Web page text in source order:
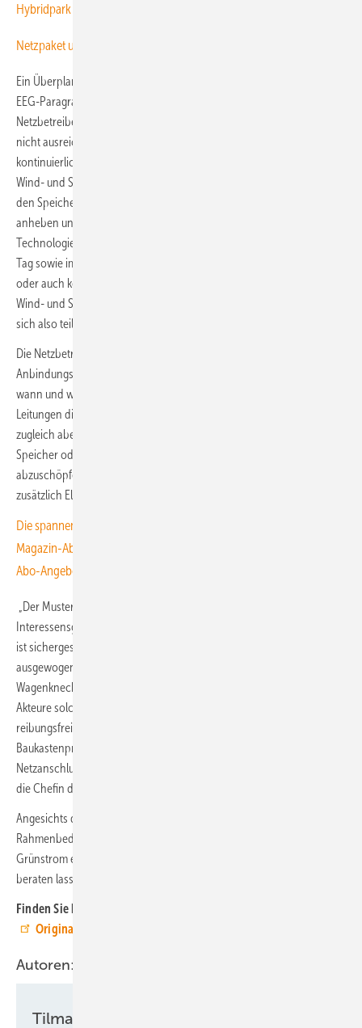
Hybridpark von WPD lastet das Netz besser aus
Netzpaket und Redispatch-Debatte: Was jetzt schnell helfen würde
Ein Überplanen oder Überbauen der Netzanschlüsse ist gemäß dem
EEG-Paragraf 8a seit 2025 in gewissen Grenzen erlaubt. Solange die
Netzbetreiber die Leitungskapazitäten der Stromnetze in einer Region
nicht ausreichend ausgebaut haben, soll es die Netzanschlüsse
kontinuierlicher auslasten. Unterschiedliche Grünstromanlagen wie
Wind- und Solarparks werden somit abwechselnd in Verbindung mit
den Speichern und Stromumwandlungsanlagen ihre Einspeisung
anheben und senken. Die FCA nutzen damit aus, dass beide
Technologien wetterbedingt häufig zu unterschiedlichen Zeiten am
Tag sowie im Wochen- und Jahresverlauf viel Strom, wenig Strom
oder auch keinen Strom erzeugen. Die gemischte Einspeisung aus
Wind- und Solaranlagen an einem Netzverknüpfungspunkt gleicht
sich also teilweise aus.
Die Netzbetreiber und Grünstromerzeuger sollen mit den flexiblen
Anbindungsvereinbarungen konkret nicht zuletzt auch festlegen,
wann und wie der Netzbetreiber bei drohender Überlastung der
Leitungen die Anlagen abregeln darf. Der Anlagenbetreiber soll
zugleich aber die Chance erhalten, die Stromüberschüsse durch die
Speicher oder durch Stromumwandler wie Wasserstoffelektrolyseure
abzuschöpfen und bei geringerer Erzeugung aus den Speichern
zusätzlich Elektrizität zu liefern.
Die spannendsten Artikel, Grafiken und Dossiers erhalten unsere
Magazin-Abonnent:innen. Sie haben noch kein Abo? Jetzt über alle
Abo-Angebote informieren und Wissensvorsprung sichern.
„Der Mustervertrag wurde unter Einbindung unterschiedlichster
Interessensgruppen erarbeitet und wird von diesen mitgetragen. So
ist sichergestellt, dass die Interessen der Vertragsparteien
ausgewogen berücksichtigt sind“, sagte die FA-Geschäfsführerin Antje
Wagenknecht. Dank des Mustervertrags könnten künftig die örtlichen
Akteure solche individuellen Vereinbarungen „schneller und
reibungsfreier“ abschließen. Der Vertrag ist dafür nach einem
Baukastenprinzip gestaltet. „Wir hoffen, dass damit flexible
Netzanschlussvereinbarungen den Weg in die Praxis finden“, erklärte
die Chefin der FA Wind und Solar in Berlin.
Angesichts der „komplexen rechtlichen und tatsächlichen
Rahmenbedingungen“ rät die Agentur allerdings dazu, dass die
Grünstrom erzeugenden Unternehmen sich zusätzlich rechtlich
beraten lassen.
Finden Sie hier den
Originalmitteilung
Autoren:
Tilman Weber